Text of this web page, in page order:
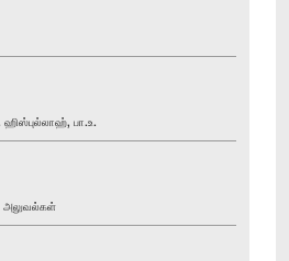
பா.உ.
அலுவல்கள்